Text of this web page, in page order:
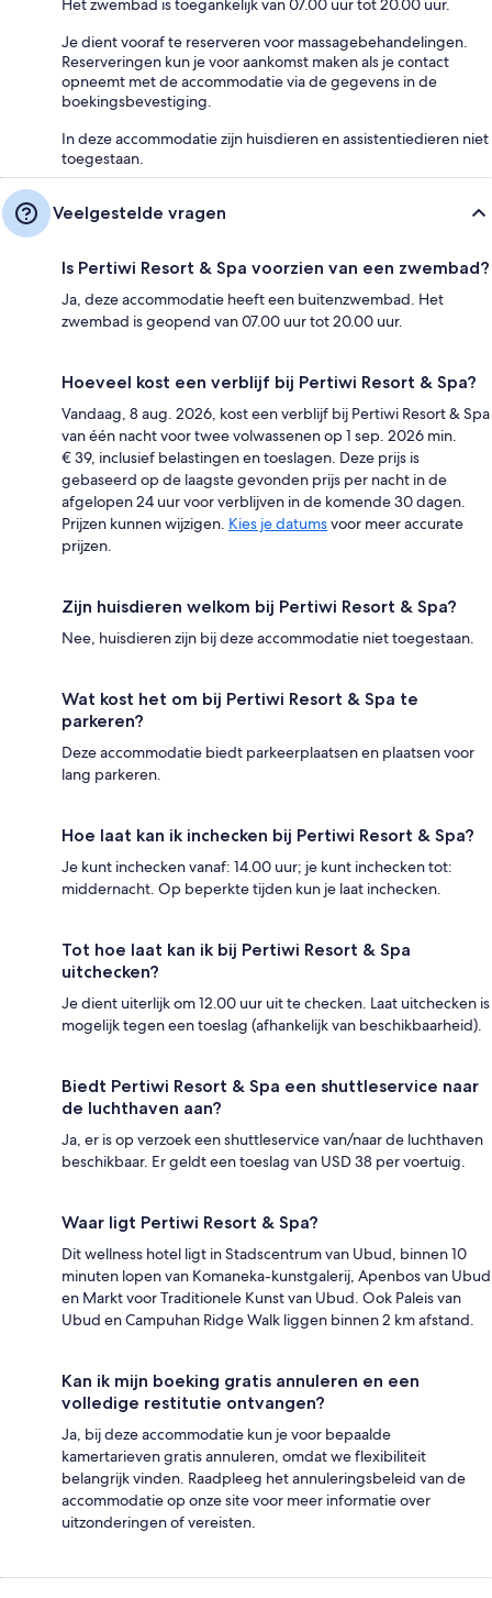
Het zwembad is toegankelijk van 07.00 uur tot 20.00 uur.
Je dient vooraf te reserveren voor massagebehandelingen.
Reserveringen kun je voor aankomst maken als je contact
opneemt met de accommodatie via de gegevens in de
boekingsbevestiging.
In deze accommodatie zijn huisdieren en assistentiedieren niet
toegestaan.
Veelgestelde vragen
Is Pertiwi Resort & Spa voorzien van een zwembad?
Ja, deze accommodatie heeft een buitenzwembad. Het
zwembad is geopend van 07.00 uur tot 20.00 uur.
Hoeveel kost een verblijf bij Pertiwi Resort & Spa?
Vandaag, 8 aug. 2026, kost een verblijf bij Pertiwi Resort & Spa
van één nacht voor twee volwassenen op 1 sep. 2026 min.
€ 39, inclusief belastingen en toeslagen. Deze prijs is
gebaseerd op de laagste gevonden prijs per nacht in de
afgelopen 24 uur voor verblijven in de komende 30 dagen.
Prijzen kunnen wijzigen. Kies je datumsvoor meer accurate
prijzen.
Zijn huisdieren welkom bij Pertiwi Resort & Spa?
Nee, huisdieren zijn bij deze accommodatie niet toegestaan.
Wat kost het om bij Pertiwi Resort & Spa te
parkeren?
Deze accommodatie biedt parkeerplaatsen en plaatsen voor
lang parkeren.
Hoe laat kan ik inchecken bij Pertiwi Resort & Spa?
Je kunt inchecken vanaf: 14.00 uur; je kunt inchecken tot:
middernacht. Op beperkte tijden kun je laat inchecken.
Tot hoe laat kan ik bij Pertiwi Resort & Spa
uitchecken?
Je dient uiterlijk om 12.00 uur uit te checken. Laat uitchecken is
mogelijk tegen een toeslag (afhankelijk van beschikbaarheid).
Biedt Pertiwi Resort & Spa een shuttleservice naar
de luchthaven aan?
Ja, er is op verzoek een shuttleservice van/naar de luchthaven
beschikbaar. Er geldt een toeslag van USD 38 per voertuig.
Waar ligt Pertiwi Resort & Spa?
Dit wellness hotel ligt in Stadscentrum van Ubud, binnen 10
minuten lopen van Komaneka-kunstgalerij, Apenbos van Ubud
en Markt voor Traditionele Kunst van Ubud. Ook Paleis van
Ubud en Campuhan Ridge Walk liggen binnen 2 km afstand.
Kan ik mijn boeking gratis annuleren en een
volledige restitutie ontvangen?
Ja, bij deze accommodatie kun je voor bepaalde
kamertarieven gratis annuleren, omdat we flexibiliteit
belangrijk vinden. Raadpleeg het annuleringsbeleid van de
accommodatie op onze site voor meer informatie over
uitzonderingen of vereisten.